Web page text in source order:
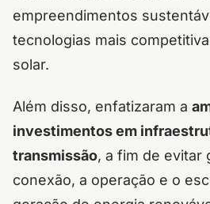
empreendimentos
tecnologias mais
solar.
Além disso, enfatizaram a
investimentos em
transmissão, a fim de evitar
conexão, a operação e o